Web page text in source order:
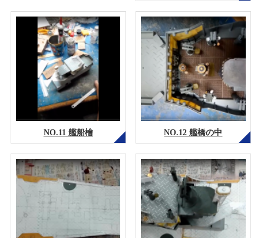
NO.11 艦船檜 NO.12 艦橋の中